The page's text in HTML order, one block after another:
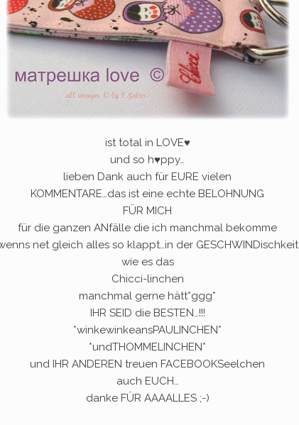
ist total in LOVE♥
und so h♥ppy…
lieben Dank auch für EURE vielen
KOMMENTARE…das ist eine echte BELOHNUNG
FÜR MICH
für die ganzen ANfälle die ich manchmal bekomme
net gleich alles so klappt…in der GESCHWINDischkeit
wie es das
Chicci-linchen
manchmal gerne hätt*ggg*
IHR SEID die BESTEN…!!!
*winkewinkeansPAULINCHEN*
*undTHOMMELINCHEN*
und IHR ANDEREN treuen FACEBOOKSeelchen
auch EUCH…
danke FÜR AAAALLES ;-)